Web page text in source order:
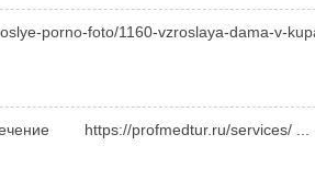
porno-foto/1160-vzroslaya-dama-v-
https://profmedtur.ru/services/ ...